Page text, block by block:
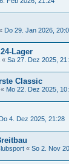
Do 29. Jan 2026,
Lager
« Sa 27. Dez 2025,
Classic
« Mo 22. Dez 2025,
Do 4. Dez 2025, 21:28
« So 2. Nov